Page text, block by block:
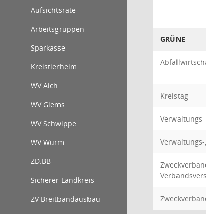
Aufsichtsräte
Arbeitsgruppen
Sparkasse
Kreistierheim
WV Aich
WV Glems
WV Schwippe
WV Würm
ZD.BB
Sicherer Landkreis
ZV Breitbandausbau
GRÜNE
Kreistag